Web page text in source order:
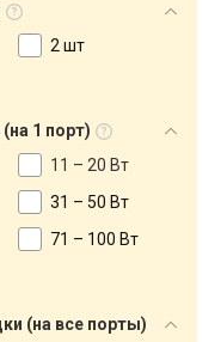
2 шт
1 порт)
11 – 20 Вт
31 – 50 Вт
71 – 100 Вт
(на все порты)